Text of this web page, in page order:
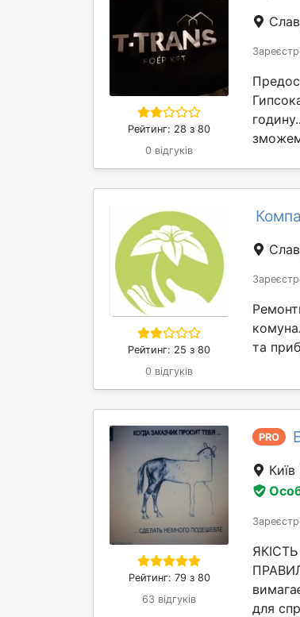
Рейтинг: 28 з 80
0 відгуків
Рейтинг: 25 з 80
0 відгуків
та
Рейтинг: 79 з 80
63 відгуків
PRO
Київ
для